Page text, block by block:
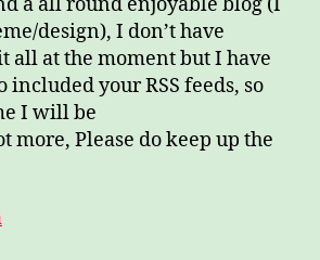
design), I don’t have
all at the moment but I have
included your RSS feeds, so
I will be
more, Please do keep up the